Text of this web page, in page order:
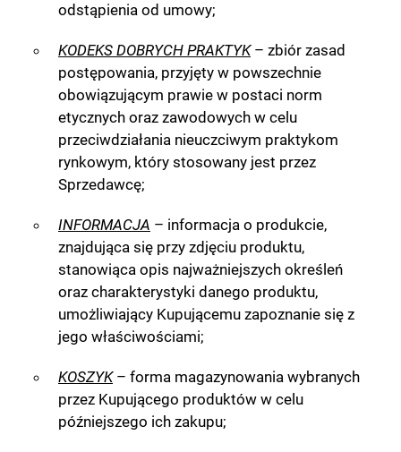
odstąpienia od umowy;
KODEKS DOBRYCH PRAKTYK– zbiór zasad
postępowania, przyjęty w powszechnie
obowiązującym prawie w postaci norm
etycznych oraz zawodowych w celu
przeciwdziałania nieuczciwym praktykom
rynkowym, który stosowany jest przez
Sprzedawcę;
INFORMACJA – informacja o produkcie,
znajdująca się przy zdjęciu produktu,
stanowiąca opis najważniejszych określeń
oraz charakterystyki danego produktu,
umożliwiający Kupującemu zapoznanie się z
jego właściwościami;
KOSZYK– forma magazynowania wybranych
przez Kupującego produktów w celu
późniejszego ich zakupu;